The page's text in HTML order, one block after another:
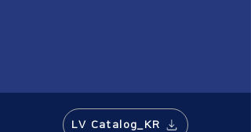
LV Catalog_KR